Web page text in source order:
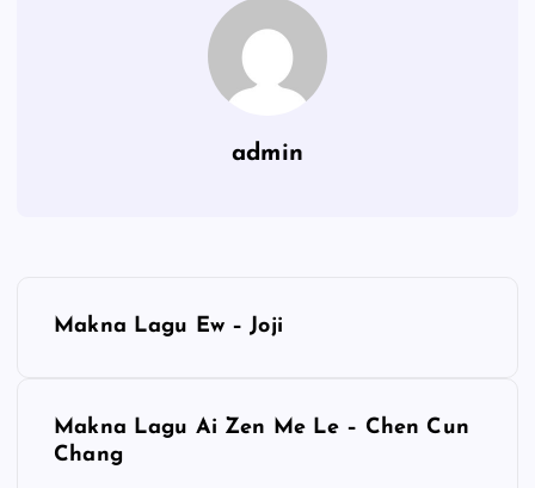
admin
Makna Lagu Ew – Joji
Makna Lagu Ai Zen Me Le – Chen Cun
Chang